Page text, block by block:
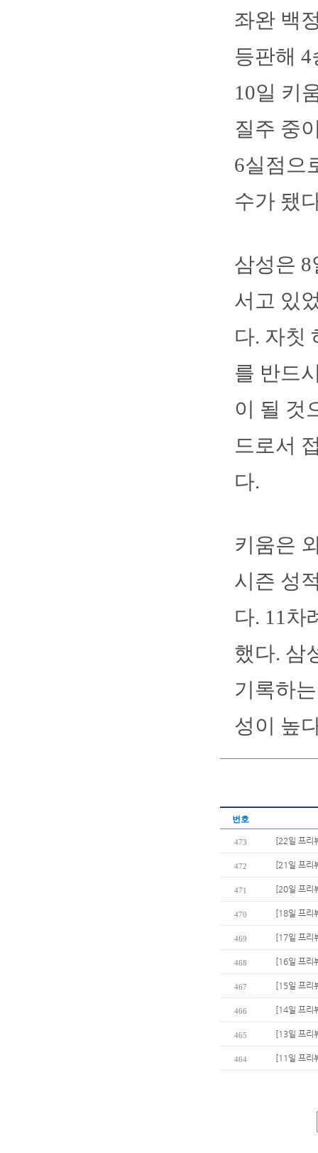
좌완 백
등판해
10일 키
질주 중
6실점으
수가 됐
삼성은
서고 있
다. 자칫
를 반드
이 될 것
드로서
다.
키움은
시즌 성
다. 11차
했다. 삼
기록하
성이 높
번호
473 [22일 프리
472 [21일 프리
471 [20일 프리
470 [18일 프리
469 [17일 프리
468 [16일 프리
467 [15일 프리
466 [14일 프리
465 [13일 프리
464 [11일 프리